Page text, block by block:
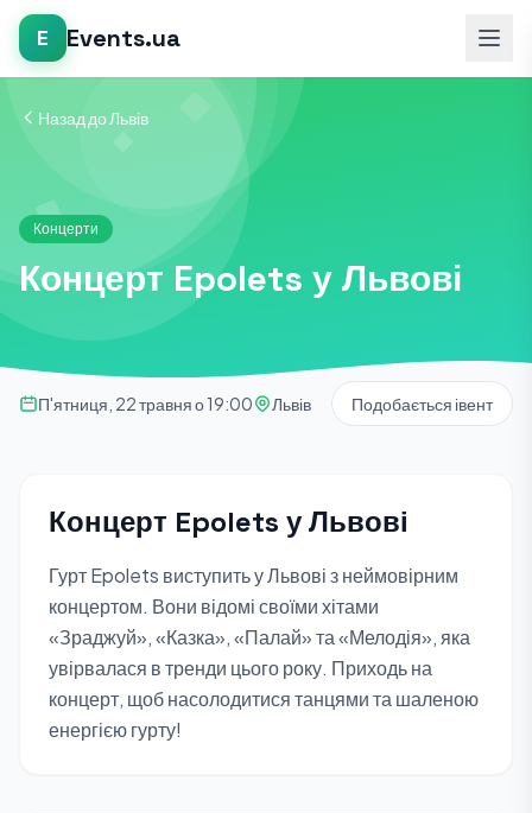
E Events.ua
Назад до Львів
Концерти
Концерт Epolets у Львові
П'ятниця, 22 травня о 19:00 Львів Подобається івент
Концерт Epolets у Львові
Гурт Epolets виступить у Львові з неймовірним
концертом. Вони відомі своїми хітами
«Зраджуй», «Казка», «Палай» та «Мелодія», яка
увірвалася в тренди цього року. Приходь на
концерт, щоб насолодитися танцями та шаленою
енергією гурту!